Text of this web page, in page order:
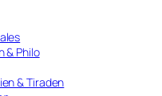
& Philo
& Tiraden